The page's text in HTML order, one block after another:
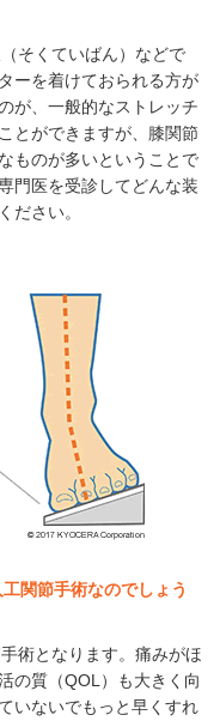
そくていばん）などで
ーを着けておられる方が
が、一般的なストレッチ
とができますが、膝関節
ものが多いということで
門医を受診してどんな装
ださい。
関節手術なのでしょう
術となります。痛みがほ
の質（QOL）も大きく向
いないでもっと早くすれ